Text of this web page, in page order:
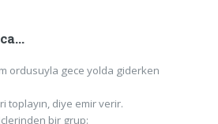
ordusuyla gece yolda giderken
toplayın, diye emir verir.
bir grup: